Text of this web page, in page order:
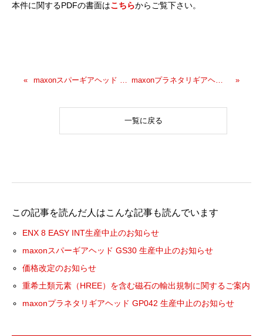
本件に関するPDFの書面はこちらからご覧下さい。
maxonスパーギアヘッド GS30 生産中止のお知らせ
一覧に戻る
maxonプラネタリギアヘッド GP042 生産中止のお知らせ
この記事を読んだ人はこんな記事も読んでいます
ENX 8 EASY INT生産中止のお知らせ
maxonスパーギアヘッド GS30 生産中止のお知らせ
価格改定のお知らせ
重希土類元素（HREE）を含む磁石の輸出規制に関するご案内
maxonプラネタリギアヘッド GP042 生産中止のお知らせ